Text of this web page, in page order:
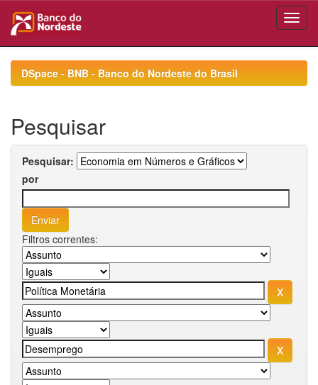
navigationDSpace - BNB - Banco do Nordeste do Brasil
Pesquisar
Pesquisar:
por
Filtros correntes: